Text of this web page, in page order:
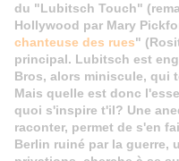
du "Lubitsch Touch"
Hollywood par Mary
chanteuse des rues"
principal. Lubitsch est
Bros, alors miniscule, qui
Mais quelle est donc
quoi s'inspire t'il? Une
raconter, permet de s'en
Berlin ruiné par la guerre,